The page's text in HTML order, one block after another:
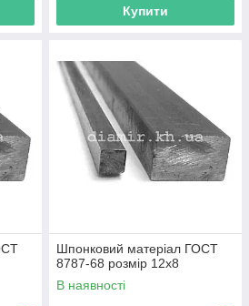
Купити
Шпонковий матеріал ГОСТ
8787-68 розмір 12х8
В наявності